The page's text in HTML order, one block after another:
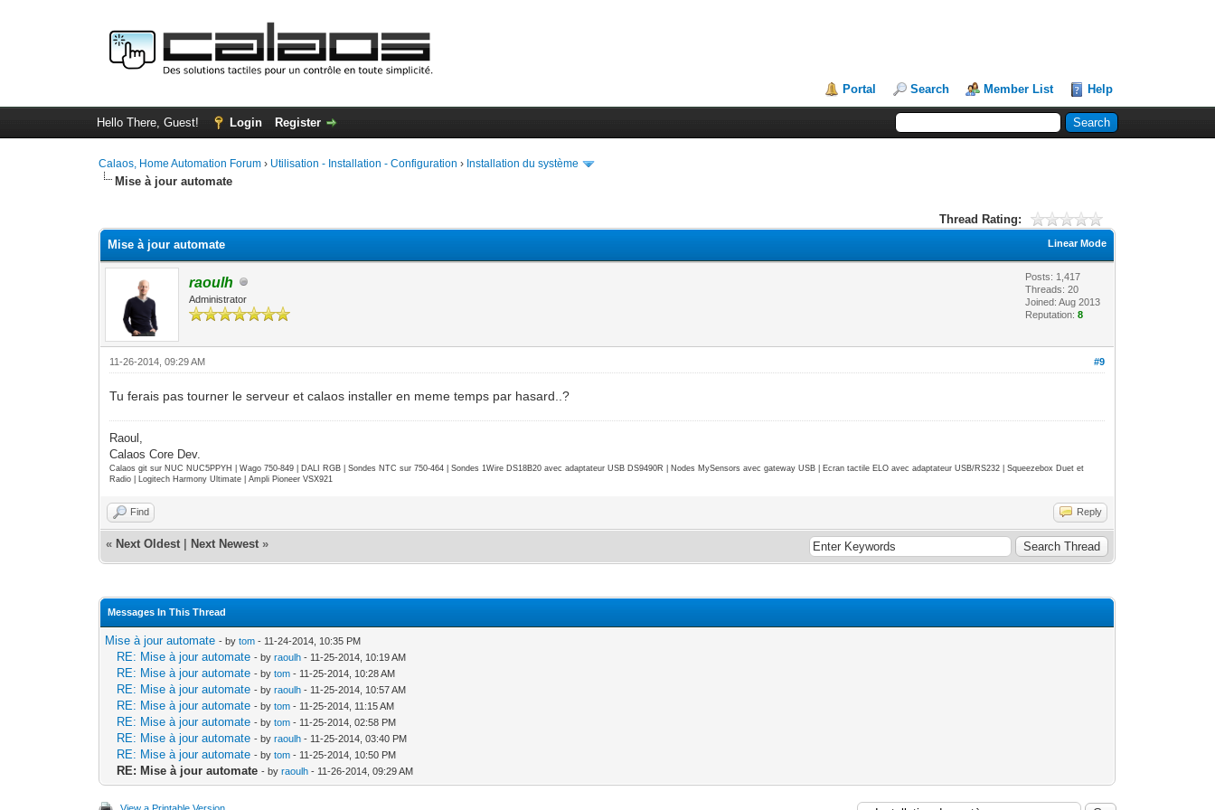
Portal Search Member List Help
Hello There, Guest! Login Register
Calaos, Home Automation Forum › Utilisation - Installation - Configuration › Installation du système
Mise à jour automate
Thread Rating:
Linear Mode
Mise à jour automate
raoulh
Administrator
Posts: 1,417
Threads: 20
Joined: Aug 2013
Reputation:8
#9
11-26-2014, 09:29 AM
Tu ferais pas tourner le serveur et calaos installer en meme temps par hasard..?
Raoul,
Calaos Core Dev.
Calaos git sur NUC NUC5PPYH | Wago 750-849 | DALI RGB | Sondes NTC sur 750-464 | Sondes 1Wire DS18B20 avec adaptateur USB DS9490R | Nodes MySensors avec gateway USB | Ecran tactile ELO avec adaptateur USB/RS232 | Squeezebox Duet et
Radio | Logitech Harmony Ultimate | Ampli Pioneer VSX921
Find Reply
« Next Oldest Next Newest »
Messages In This Thread
Mise à jour automate - bytom - 11-24-2014, 10:35 PM
RE: Mise à jour automate - byraoulh - 11-25-2014, 10:19 AM
RE: Mise à jour automate - bytom - 11-25-2014, 10:28 AM
RE: Mise à jour automate - byraoulh - 11-25-2014, 10:57 AM
RE: Mise à jour automate - bytom - 11-25-2014, 11:15 AM
RE: Mise à jour automate - bytom - 11-25-2014, 02:58 PM
RE: Mise à jour automate - byraoulh - 11-25-2014, 03:40 PM
RE: Mise à jour automate - bytom - 11-25-2014, 10:50 PM
RE: Mise à jour automate - byraoulh - 11-26-2014, 09:29 AM